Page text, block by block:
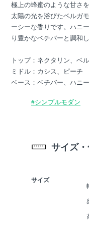
極上の蜂蜜のような甘さ
太陽の光を浴びたベルガ
ーシーな香りです。ハニ
り豊かなベチバーと調和し
トップ：ネクタリン、ベ
ミドル：カシス、ピーチ
ベース：ベチバー、ハニ
#シンプルモダン
サイズ
サイズ